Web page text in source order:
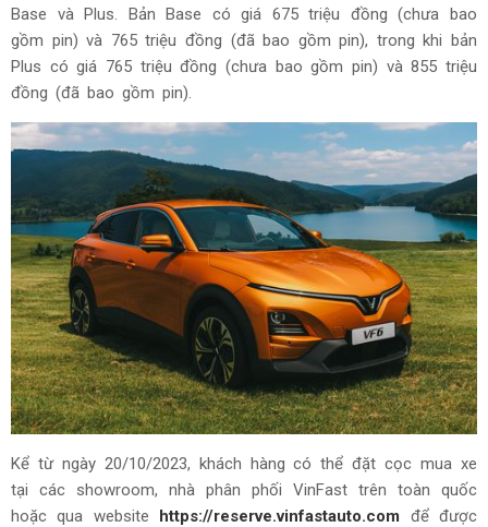
Base và Plus. Bản Base có giá 675 triệu đồng (chưa bao
gồm pin) và 765 triệu đồng (đã bao gồm pin), trong khi bản
Plus có giá 765 triệu đồng (chưa bao gồm pin) và 855 triệu
đồng (đã bao gồm pin).
Kể từ ngày 20/10/2023, khách hàng có thể đặt cọc mua xe
tại các showroom, nhà phân phối VinFast trên toàn quốc
hoặc qua website https://reserve.vinfastauto.com để được